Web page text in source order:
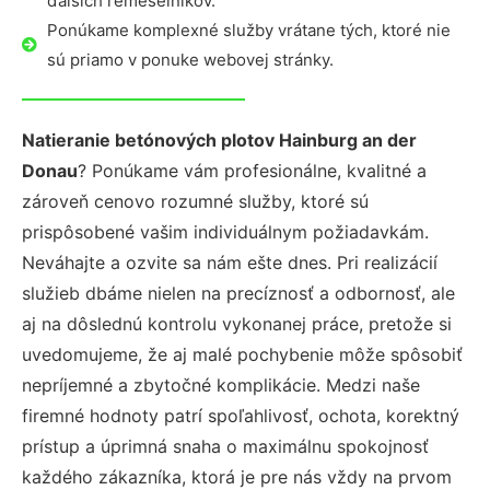
Ponúkame komplexné služby vrátane tých, ktoré nie
sú priamo v ponuke webovej stránky.
Natieranie betónových plotov Hainburg an der
Donau? Ponúkame vám profesionálne, kvalitné a
zároveň cenovo rozumné služby, ktoré sú
prispôsobené vašim individuálnym požiadavkám.
Neváhajte a ozvite sa nám ešte dnes. Pri realizácií
služieb dbáme nielen na precíznosť a odbornosť, ale
aj na dôslednú kontrolu vykonanej práce, pretože si
uvedomujeme, že aj malé pochybenie môže spôsobiť
nepríjemné a zbytočné komplikácie. Medzi naše
firemné hodnoty patrí spoľahlivosť, ochota, korektný
prístup a úprimná snaha o maximálnu spokojnosť
každého zákazníka, ktorá je pre nás vždy na prvom